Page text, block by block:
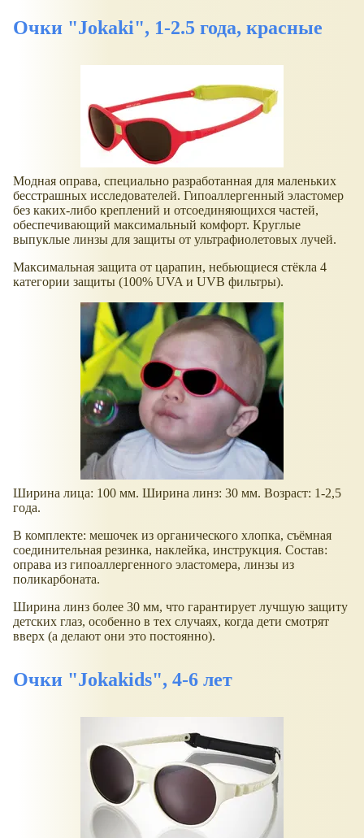
Очки "Jokaki", 1-2.5 года, красные
Модная оправа, специально разработанная для маленьких
бесстрашных исследователей. Гипоаллергенный эластомер
без каких-либо креплений и отсоединяющихся частей,
обеспечивающий максимальный комфорт. Круглые
выпуклые линзы для защиты от ультрафиолетовых лучей.
Максимальная защита от царапин, небьющиеся стёкла 4
категории защиты (100% UVA и UVB фильтры).
Ширина лица: 100 мм. Ширина линз: 30 мм. Возраст: 1-2,5
года.
В комплекте: мешочек из органического хлопка, съёмная
соединительная резинка, наклейка, инструкция. Состав:
оправа из гипоаллергенного эластомера, линзы из
поликарбоната.
Ширина линз более 30 мм, что гарантирует лучшую защиту
детских глаз, особенно в тех случаях, когда дети смотрят
вверх (а делают они это постоянно).
Очки "Jokakids", 4-6 лет